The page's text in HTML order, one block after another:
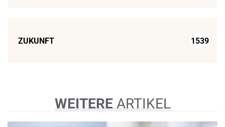
ZUKUNFT 1539
WEITEREARTIKEL